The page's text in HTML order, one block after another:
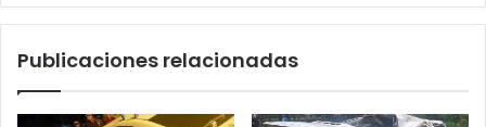
Publicaciones relacionadas